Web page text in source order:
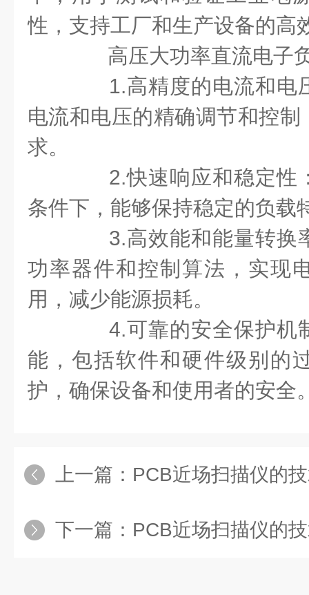
性，支持工厂和生产设备的高
高压大功率直流电子
1.高精度的电流和电
电流和电压的精确调节和控
求。
2.快速响应和稳定性
条件下，能够保持稳定的负载
3.高效能和能量转换
功率器件和控制算法，实现
用，减少能源损耗。
4.可靠的安全保护机
能，包括软件和硬件级别的
护，确保设备和使用者的安全
上一篇： PCB近场扫描仪的
下一篇： PCB近场扫描仪的技